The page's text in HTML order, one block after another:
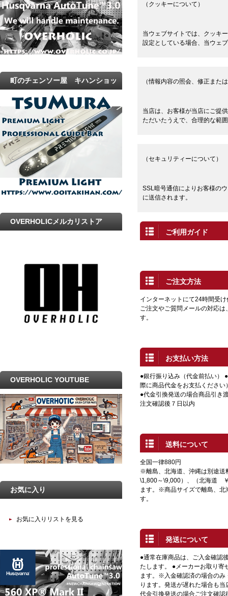
（クッキーについて）
当ウェブサイトでは、クッキ
設定としている場合、当ウェ
（情報内容の照会、修正また
当店は、お客様が当店にご提
ただいたうえで、合理的な範
（セキュリティーについて）
SSL暗号通信によりお客様の
に送信されます。
ご利用ガイド
ご注文方法
インターネットにて24時間受
ご注文やご質問メールの対応
す。
お支払い方法
●銀行振り込み（代金前払い）
際に商品代金をお支払ください
●代金引換発送の場合商品引き
注文確認後７日以内
送料について
全国一律880円
※離島、北海道、沖縄は別途送
\1,800～\9,000）、（北海道
ます。※商品サイズで離島、北
す。
発送について
●通常在庫商品は、ご入金確認
たします。 ●メーカーお取り寄
ます。※入金確認済の場合の
ります。発送が遅れた場合も
代金引換発送の場合ご注文確
町のチェンソー屋 キハンショッ
プ
OVERHOLICメルカリストア
OVERHOLIC YOUTUBE
お気に入り
お気に入りリストを見る